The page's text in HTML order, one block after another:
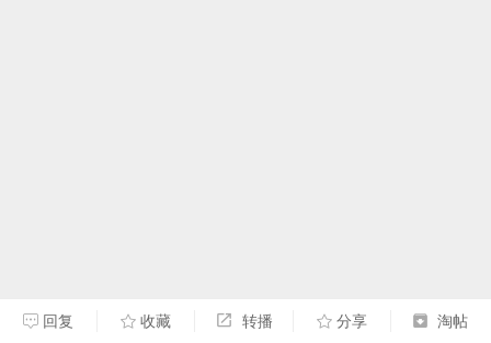
回复 收藏 转播 分享 淘帖